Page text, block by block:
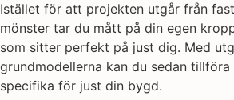
Istället för att projekten utgår från
mönster tar du mått på din egen
som sitter perfekt på just dig. Med
grundmodellerna kan du sedan
specifika för just din bygd.